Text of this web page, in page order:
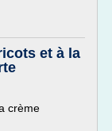
et à la
crème